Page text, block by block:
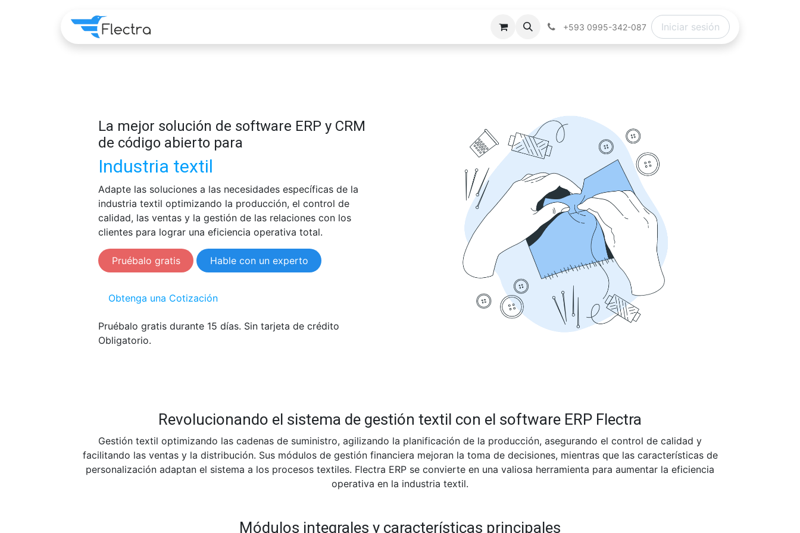
Hosting +593 0995-342-087 Iniciar sesión
La mejor solución de software ERP y CRM
de código abierto para
Industria textil
Adapte las soluciones a las necesidades específicas de la
industria textil optimizando la producción, el control de
calidad, las ventas y la gestión de las relaciones con los
clientes para lograr una eficiencia operativa total.
Pruébalo gratis Hable con un experto
Obtenga una Cotización
Pruébalo gratis durante 15 días. Sin tarjeta de crédito
Obligatorio.
Revolucionando el sistema de gestión textil con el software ERP Flectra
Gestión textil optimizando las cadenas de suministro, agilizando la planificación de la producción, asegurando el control de calidad y
facilitando las ventas y la distribución. Sus módulos de gestión financiera mejoran la toma de decisiones, mientras que las características de
personalización adaptan el sistema a los procesos textiles. Flectra ERP se convierte en una valiosa herramienta para aumentar la eficiencia
operativa en la industria textil.
Módulos integrales y características principales